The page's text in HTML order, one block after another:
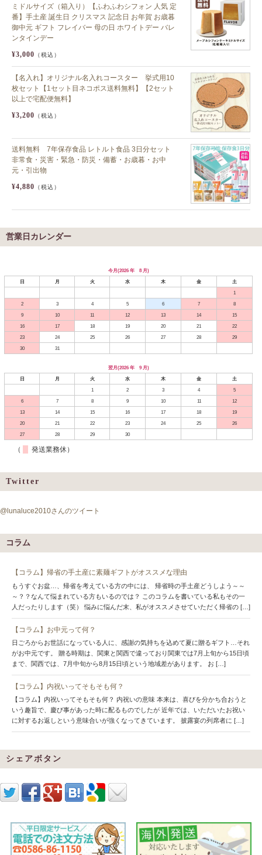
ミドルサイズ（箱入り）【ふわふわシフォン 人気 定
番】手土産 誕生日 クリスマス 記念日 お年賀 お歳暮
御中元 ギフト フレイバー 母の日 ホワイトデー バレ
ンタインデー
¥3,000 （税込）
【名入れ】オリジナル名入れコースター 挙式用10
枚セット【1セット目ネコポス送料無料】【2セット
以上で宅配便無料】
¥3,200 （税込）
送料無料 7年保存食品 レトルト食品 3日分セット
非常食・災害・緊急・防災・備蓄・お歳暮・お中
元・引出物
¥4,880 （税込）
営業日カレンダー
今月(2026 年 8 月)
日
月 火 水 木 金
土
1
2
3 4 5 6 7
8
9
10 11 12 13 14
15
16
17 18 19 20 21
22
23
24 25 26 27 28
29
30
31
翌月(2026 年 9 月)
日
月 火 水 木 金
土
1
2 3 4
5
6
7 8 9 10 11
12
13
14 15 16 17 18
19
20
21 22 23 24 25
26
27
28 29 30
（ 発送業務休）
Twitter
@lunaluce2010さんのツイート
コラム
【コラム】帰省の手土産に素麺ギフトがオススメな理由
もうすぐお盆…、帰省を考えている方の中には、 帰省時の手土産どうしよう～～
～？？なんて悩まれている方もいるのでは？ このコラムを書いている私もその一
人だったりします（笑） 悩みに悩んだ末、私がオススメさせていただく帰省の […]
【コラム】お中元って何？
日ごろからお世話になっている人に、感謝の気持ちを込めて夏に贈るギフト…それ
がお中元です。 贈る時期は、関東と関西で違っており関東では7月上旬から15日頃
まで、関西では、7月中旬から8月15日頃という地域差があります。 お […]
【コラム】内祝いってそもそも何？
【コラム】内祝いってそもそも何？ 内祝いの意味 本来は、喜びを分かち合おうと
いう趣旨で、慶び事があった時に配るものでしたが 近年では、いただいたお祝い
に対するお返しという意味合いが強くなってきています。 披露宴の列席者に […]
シェアボタン